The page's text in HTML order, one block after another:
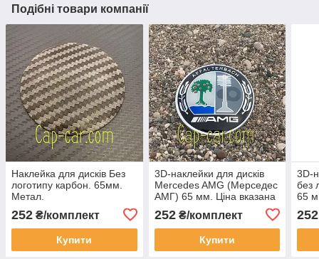
Подібні товари компанії
Наклейка для дисків Без
логотипу карбон. 65мм.
Метал.
252 ₴/комплект
Купити
3D-наклейки для дисків
Mercedes AMG (Мерседес
АМГ) 65 мм. Ціна вказана
за комплект наклейок із 4
штук.
252₴/комплект
Купити
3D-
без
65
252